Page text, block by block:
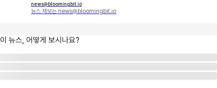
news@bloomingbit.io
뉴스 제보는 news@bloomingbit.io
이 뉴스, 어떻게 보시나요?